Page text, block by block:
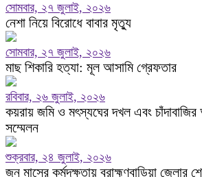
সোমবার, ২৭ জুলাই, ২০২৬
নেশা নিয়ে বিরোধে বাবার মৃত্যু
সোমবার, ২৭ জুলাই, ২০২৬
মাছ শিকারি হত্যা: মূল আসামি গ্রেফতার
রবিবার, ২৬ জুলাই, ২০২৬
কয়রায় জমি ও মৎস্যঘের দখল এবং
সম্মেলন
শুক্রবার, ২৪ জুলাই, ২০২৬
জুন মাসের কর্মদক্ষতায় ব্রাহ্মণবাড়িয়া জেলার